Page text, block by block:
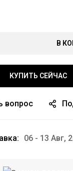
В
КУПИТЬ СЕЙЧАС
вопрос
06 - 13 Авг,